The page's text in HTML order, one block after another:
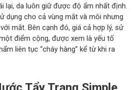
lại, da luôn giữ được độ ẩm nhất định.
dụng cho cả vùng mắt và môi nhưng
mắt. Bên cạnh đó, giá cả hợp lý, sử
điểm cộng, được xem là yếu tố
liên tục “cháy hàng” kể từ khi ra